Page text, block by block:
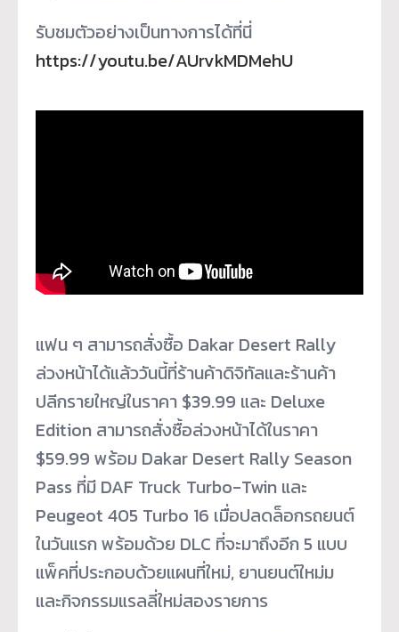
รับชมตัวอย่างเป็นทางการได้ที่นี่
https://youtu.be/AUrvkMDMehU
แฟน ๆ สามารถสั่งซื้อ Dakar Desert Rally
ล่วงหน้าได้แล้ววันนี้ที่ร้านค้าดิจิทัลและร้านค้า
ปลีกรายใหญ่ในราคา $39.99 และ Deluxe
Edition สามารถสั่งซื้อล่วงหน้าได้ในราคา
$59.99 พร้อม Dakar Desert Rally Season
Pass ที่มี DAF Truck Turbo-Twin และ
Peugeot 405 Turbo 16 เมื่อปลดล็อกรถยนต์
ในวันแรก พร้อมด้วย DLC ที่จะมาถึงอีก 5 แบบ
แพ็คที่ประกอบด้วยแผนที่ใหม่, ยานยนต์ใหม่ม
และกิจกรรมแรลลี่ใหม่สองรายการ